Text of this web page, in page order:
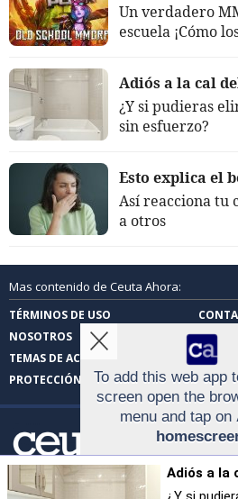
Un verdadero
escuela ¡Cómo
Adiós a la cal
¿Y si pudieras
sin esfuerzo?
Esto explica el
Así reacciona tu
a otros
Mas contenido de Ceuta Ahora:
TÉRMINOS DE USO
NOSOTROS
TEMAS DE ACTUALIDAD
PROTECCIÓN DE DATOS
Ceuta Ahora | Términos de uso
datos
Adiós a la
Aviso sobre el Uso
Utilizamos cookies
funcionamiento del
lista de cookies y como
nuestra Política de
To add this web app
screen open the
menu and tap on
The menu can be
the menu hardware
has one, or by tapping the